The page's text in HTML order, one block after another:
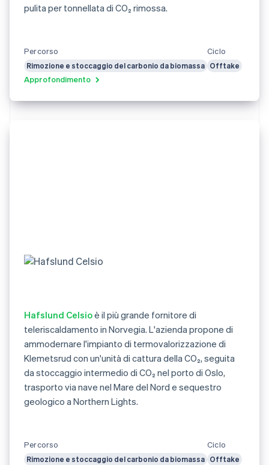
pulita per tonnellata di CO₂ rimossa.
Percorso
Rimozione e stoccaggio del carbonio da biomassa
Ciclo
Offtake
Approfondimento
Hafslund Celsioè il più grande fornitore di
teleriscaldamento in Norvegia. L'azienda propone di
ammodernare l'impianto di termovalorizzazione di
Klemetsrud con un'unità di cattura della CO₂, seguita
da stoccaggio intermedio di CO₂ nel porto di Oslo,
trasporto via nave nel Mare del Nord e sequestro
geologico a Northern Lights.
Percorso
Rimozione e stoccaggio del carbonio da biomassa
Ciclo
Offtake